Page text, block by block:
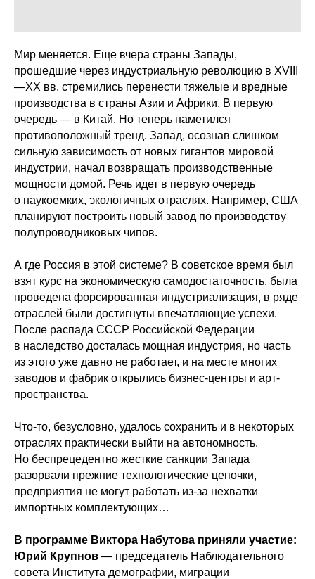
Мир меняется. Еще вчера страны Запады,
прошедшие через индустриальную революцию в XVIII
—XX вв. стремились перенести тяжелые и вредные
производства в страны Азии и Африки. В первую
очередь — в Китай. Но теперь наметился
противоположный тренд. Запад, осознав слишком
сильную зависимость от новых гигантов мировой
индустрии, начал возвращать производственные
мощности домой. Речь идет в первую очередь
о наукоемких, экологичных отраслях. Например, США
планируют построить новый завод по производству
полупроводниковых чипов.
А где Россия в этой системе? В советское время был
взят курс на экономическую самодостаточность, была
проведена форсированная индустриализация, в ряде
отраслей были достигнуты впечатляющие успехи.
После распада СССР Российской Федерации
в наследство досталась мощная индустрия, но часть
из этого уже давно не работает, и на месте многих
заводов и фабрик открылись бизнес-центры и арт-
пространства.
Что-то, безусловно, удалось сохранить и в некоторых
отраслях практически выйти на автономность.
Но беспрецедентно жесткие санкции Запада
разорвали прежние технологические цепочки,
предприятия не могут работать из-за нехватки
импортных комплектующих…
В программе Виктора Набутова приняли участие:
Юрий Крупнов — председатель Наблюдательного
совета Института демографии, миграции